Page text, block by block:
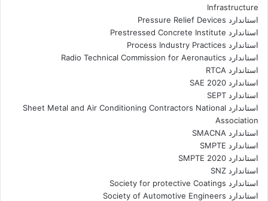
Infrastructure
استاندارد Pressure Relief Devices
استاندارد Prestressed Concrete Institute
استاندارد Process Industry Practices
استاندارد Radio Technical Commission for Aeronautics
استاندارد RTCA
استاندارد SAE 2020
استاندارد SEPT
استاندارد Sheet Metal and Air Conditioning Contractors National
Association
استاندارد SMACNA
استاندارد SMPTE
استاندارد SMPTE 2020
استاندارد SNZ
استاندارد Society for protective Coatings
استاندارد Society of Automotive Engineers